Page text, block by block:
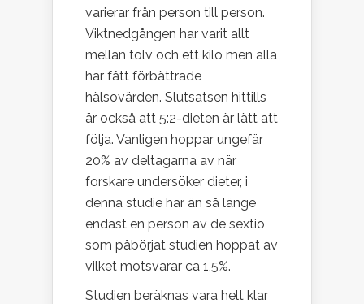
varierar från person till person.
Viktnedgången har varit allt
mellan tolv och ett kilo men alla
har fått förbättrade
hälsovärden. Slutsatsen hittills
är också att 5:2-dieten är lätt att
följa. Vanligen hoppar ungefär
20% av deltagarna av när
forskare undersöker dieter, i
denna studie har än så länge
endast en person av de sextio
som påbörjat studien hoppat av
vilket motsvarar ca 1,5%.
Studien beräknas vara helt klar